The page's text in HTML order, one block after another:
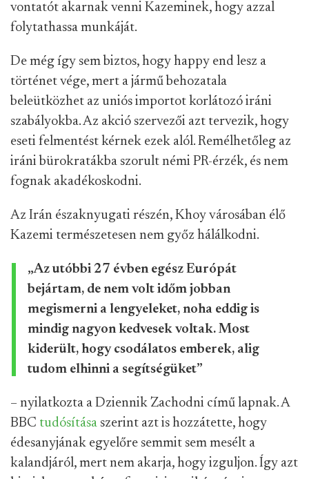
vontatót akarnak venni Kazeminek, hogy azzal
folytathassa munkáját.
De még így sem biztos, hogy happy end lesz a
történet vége, mert a jármű behozatala
beleütközhet az uniós importot korlátozó iráni
szabályokba. Az akció szervezői azt tervezik, hogy
eseti felmentést kérnek ezek alól. Remélhetőleg az
iráni bürokratákba szorult némi PR-érzék, és nem
fognak akadékoskodni.
Az Irán északnyugati részén, Khoy városában élő
Kazemi természetesen nem győz hálálkodni.
„Az utóbbi 27 évben egész Európát
bejártam, de nem volt időm jobban
megismerni a lengyeleket, noha eddig is
mindig nagyon kedvesek voltak. Most
kiderült, hogy csodálatos emberek, alig
tudom elhinni a segítségüket”
– nyilatkozta a Dziennik Zachodni című lapnak. A
BBC tudósítása szerint azt is hozzátette, hogy
édesanyjának egyelőre semmit sem mesélt a
kalandjáról, mert nem akarja, hogy izguljon. Így azt